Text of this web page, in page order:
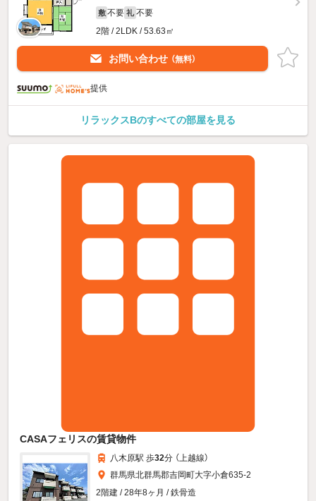
敷 不要 礼 不要
2階 / 2LDK / 53.63㎡
お問い合わせ （無料）
提供
リラックスBのすべての部屋を見る
CASAフェリスの賃貸物件
八木原駅 歩32分 （上越線）
群馬県北群馬郡吉岡町大字小倉635-2
2階建 / 28年8ヶ月 / 鉄骨造